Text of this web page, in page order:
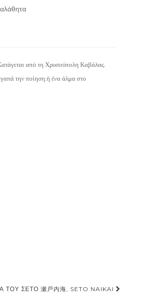
από τη Χρυσούπολη Καβάλας.
την ποίηση.ή ένα άλμα στο
ΣΈΤΟ 瀬戸内海, SETO NAIKAI